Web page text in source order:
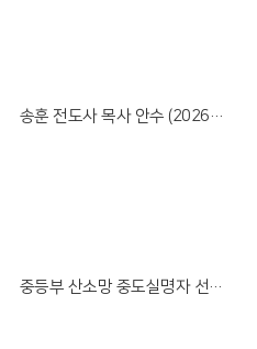
송훈 전도사 목사 안수 (2026.04.28)
중등부 산소망 중도실명자 선교회 식탁봉사 (2026.03.30)